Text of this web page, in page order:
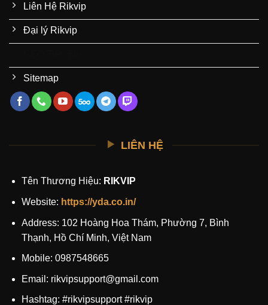
Liên Hệ Rikvip
Đại lý Rikvip
Sitemap
LIÊN HỆ
Tên Thương Hiệu: RIKVIP
Website: https://yda.co.in/
Address: 102 Hoàng Hoa Thám, Phường 7, Bình
Thạnh, Hồ Chí Minh, Việt Nam
Mobile: 0987548665
Email: rikvipsupport@gmail.com
Hashtag: #rikvipsupport #rikvip